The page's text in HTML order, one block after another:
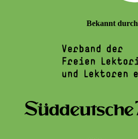
Bekannt durch